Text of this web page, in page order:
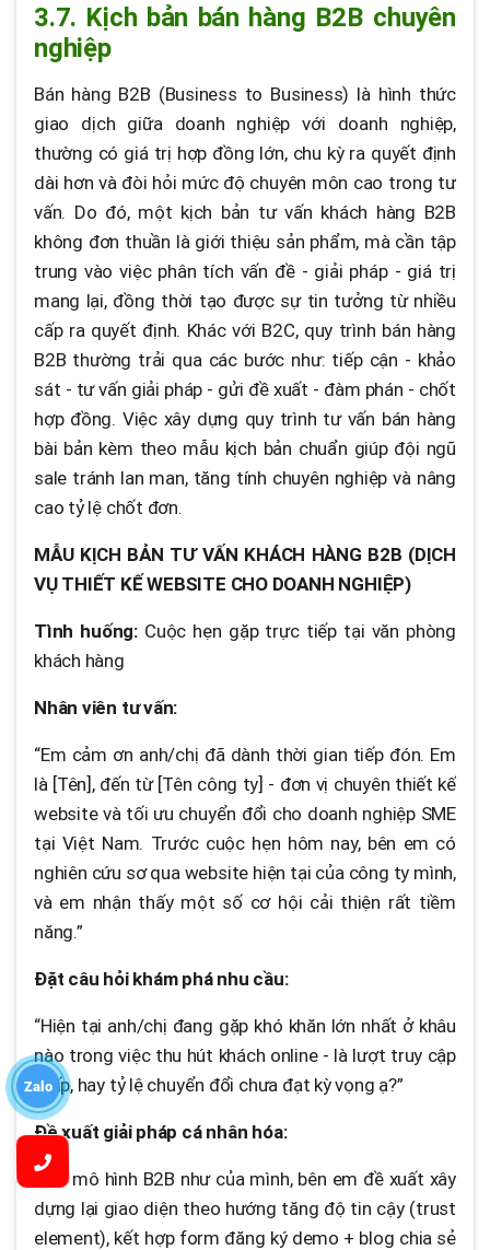
3.7. Kịch bản bán hàng B2B chuyên
nghiệp
Bán hàng B2B (Business to Business) là hình thức
giao dịch giữa doanh nghiệp với doanh nghiệp,
thường có giá trị hợp đồng lớn, chu kỳ ra quyết định
dài hơn và đòi hỏi mức độ chuyên môn cao trong tư
vấn. Do đó, một kịch bản tư vấn khách hàng B2B
không đơn thuần là giới thiệu sản phẩm, mà cần tập
trung vào việc phân tích vấn đề - giải pháp - giá trị
mang lại, đồng thời tạo được sự tin tưởng từ nhiều
cấp ra quyết định. Khác với B2C, quy trình bán hàng
B2B thường trải qua các bước như: tiếp cận - khảo
sát - tư vấn giải pháp - gửi đề xuất - đàm phán - chốt
hợp đồng. Việc xây dựng quy trình tư vấn bán hàng
bài bản kèm theo mẫu kịch bản chuẩn giúp đội ngũ
sale tránh lan man, tăng tính chuyên nghiệp và nâng
cao tỷ lệ chốt đơn.
MẪU KỊCH BẢN TƯ VẤN KHÁCH HÀNG B2B (DỊCH
VỤ THIẾT KẾ WEBSITE CHO DOANH NGHIỆP)
Tình huống: Cuộc hẹn gặp trực tiếp tại văn phòng
khách hàng
Nhân viên tư vấn:
“Em cảm ơn anh/chị đã dành thời gian tiếp đón. Em
là [Tên], đến từ [Tên công ty] - đơn vị chuyên thiết kế
website và tối ưu chuyển đổi cho doanh nghiệp SME
tại Việt Nam. Trước cuộc hẹn hôm nay, bên em có
nghiên cứu sơ qua website hiện tại của công ty mình,
và em nhận thấy một số cơ hội cải thiện rất tiềm
năng.”
Đặt câu hỏi khám phá nhu cầu:
“Hiện tại anh/chị đang gặp khó khăn lớn nhất ở khâu
nào trong việc thu hút khách online - là lượt truy cập
thấp, hay tỷ lệ chuyển đổi chưa đạt kỳ vọng ạ?”
Đề xuất giải pháp cá nhân hóa:
“Với mô hình B2B như của mình, bên em đề xuất xây
dựng lại giao diện theo hướng tăng độ tin cậy (trust
element), kết hợp form đăng ký demo + blog chia sẻ
Zalo